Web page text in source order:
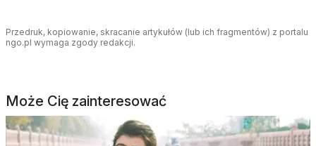
Przedruk, kopiowanie, skracanie artykułów (lub ich fragmentów) z portalu
ngo.pl wymaga zgody redakcji.
Może Cię zainteresować